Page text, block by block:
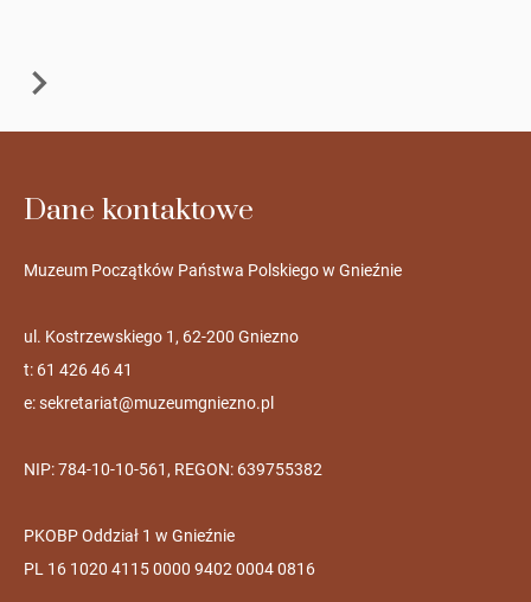
Dane kontaktowe
Muzeum Początków Państwa Polskiego w Gnieźnie
ul. Kostrzewskiego 1, 62-200 Gniezno
t: 61 426 46 41
e:sekretariat@muzeumgniezno.pl
NIP: 784-10-10-561, REGON: 639755382
PKOBP Oddział 1 w Gnieźnie
PL 16 1020 4115 0000 9402 0004 0816